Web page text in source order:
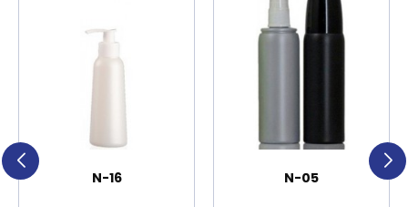
N-16 N-05